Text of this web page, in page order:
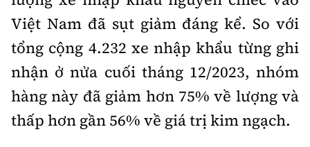
Tòa soạn: Số 2 Nguyễn Công Hoan, phường Giảng Võ,
Hà Nội.
Hotline: 0967 376 459;
Liên hệ quảng cáo phát hành: 0915.057.282
Email:
bandoc@baoxaydung.vn
Việt Nam đã sụt giảm đáng kể. So với
tổng cộng 4.232 xe nhập khẩu từng ghi
nhận ở nửa cuối tháng 12/2023, nhóm
hàng này đã giảm hơn 75% về lượng và
thấp hơn gần 56% về giá trị kim ngạch.